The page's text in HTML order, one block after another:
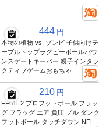
444 円
本物の植物 vs. ゾンビ 子供向けテ
ーブルトップラグビーボールバウ
ンスゲートキーパー 親子インタラ
クティブゲームおもちゃ
210 円
FF61E2 プロフットボール フラッ
グ フラッグ エア 負圧 プル ダンク
フットボール タッチダウン NFL